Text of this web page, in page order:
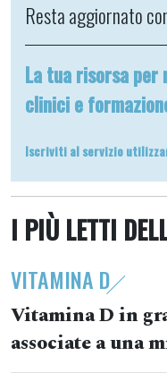
Resta aggiornato
La tua risorsa
clinici e
Iscriviti al servizio
I PIÙ LETTI
VITAMINA D
Vitamina D in
associate a una